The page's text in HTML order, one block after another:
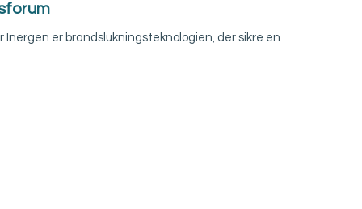
Inergen er brandslukningsteknologien, der sikre en